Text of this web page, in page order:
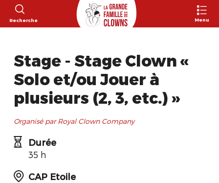
Recherche Menu
Stage - Stage Clown «
Solo et/ou Jouer à
plusieurs (2, 3, etc.) »
Organisé par Royal Clown Company
Durée
35 h
CAP Etoile